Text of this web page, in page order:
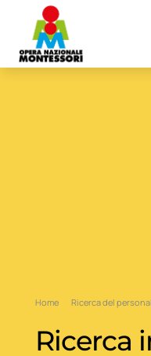
Home Ricerca del
Ricerca